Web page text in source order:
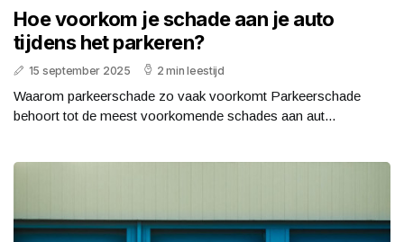
Hoe voorkom je schade aan je auto
tijdens het parkeren?
15 september 2025 2 min leestijd
Waarom parkeerschade zo vaak voorkomt Parkeerschade
behoort tot de meest voorkomende schades aan aut...